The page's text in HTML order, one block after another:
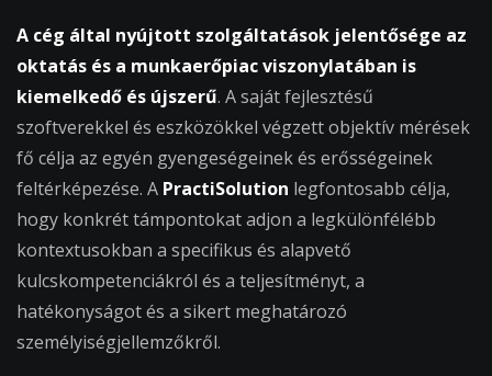
A cég által nyújtott szolgáltatások jelentősége az
oktatás és a munkaerőpiac viszonylatában is
kiemelkedő és újszerű. A saját fejlesztésű
szoftverekkel és eszközökkel végzett objektív mérések
fő célja az egyén gyengeségeinek és erősségeinek
feltérképezése. A PractiSolution legfontosabb célja,
hogy konkrét támpontokat adjon a legkülönfélébb
kontextusokban a specifikus és alapvető
kulcskompetenciákról és a teljesítményt, a
hatékonyságot és a sikert meghatározó
személyiségjellemzőkről.